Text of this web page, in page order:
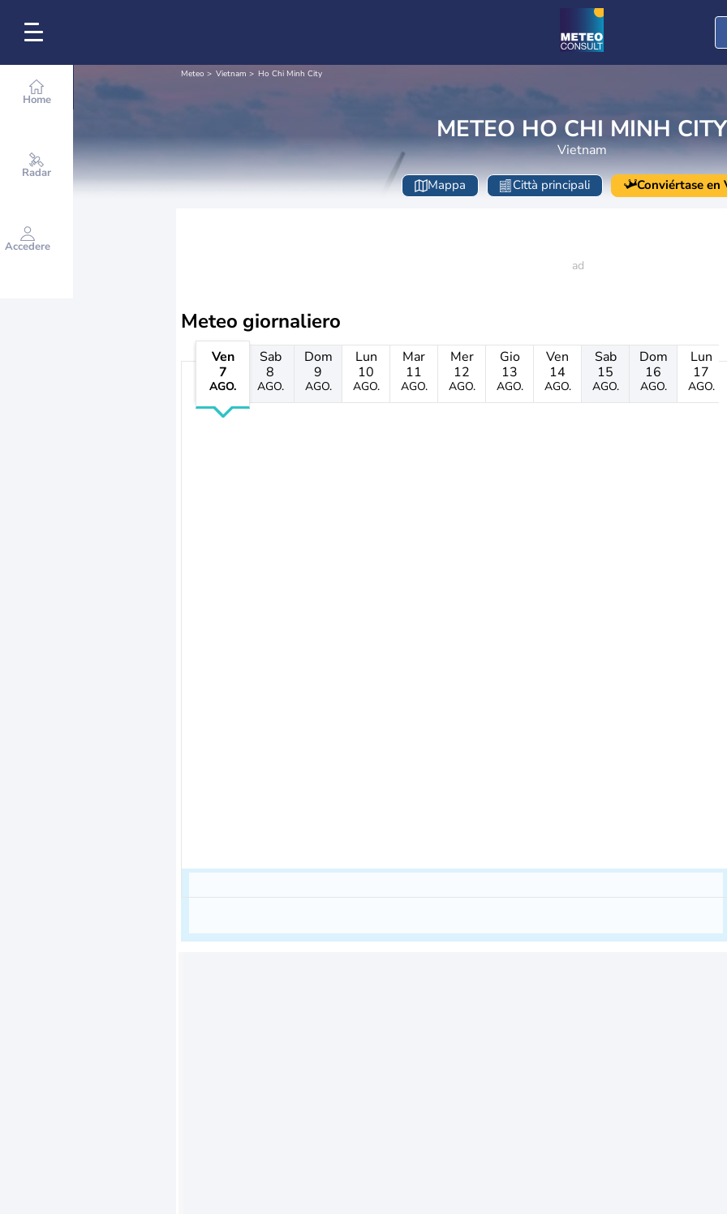
Home
Radar
Accedere
Meteo Vietnam Ho Chi Minh City
METEO HO CHI MINH CITY
Vietnam
Mappa Città principali Conviértase en
Meteo giornaliero
Ven
7
AGO.
Sab
8
AGO.
Dom
9
AGO.
Lun
10
AGO.
Mar
11
AGO.
Mer
12
AGO.
Gio
13
AGO.
Ven
14
AGO.
Sab
15
AGO.
Dom
16
AGO.
Lun
17
AGO.